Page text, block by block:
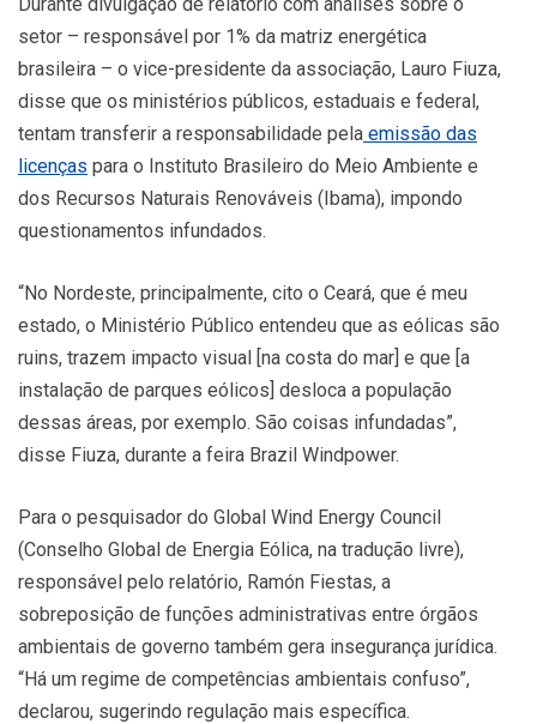
setor – responsável por 1% da matriz energética
brasileira – o vice-presidente da associação, Lauro Fiuza,
disse que os ministérios públicos, estaduais e federal,
tentam transferir a responsabilidade pela emissão das
licenças para o Instituto Brasileiro do Meio Ambiente e
dos Recursos Naturais Renováveis (Ibama), impondo
questionamentos infundados.
“No Nordeste, principalmente, cito o Ceará, que é meu
estado, o Ministério Público entendeu que as eólicas são
ruins, trazem impacto visual [na costa do mar] e que [a
instalação de parques eólicos] desloca a população
dessas áreas, por exemplo. São coisas infundadas”,
disse Fiuza, durante a feira Brazil Windpower.
Para o pesquisador do Global Wind Energy Council
(Conselho Global de Energia Eólica, na tradução livre),
responsável pelo relatório, Ramón Fiestas, a
sobreposição de funções administrativas entre órgãos
ambientais de governo também gera insegurança jurídica.
“Há um regime de competências ambientais confuso”,
declarou, sugerindo regulação mais específica.